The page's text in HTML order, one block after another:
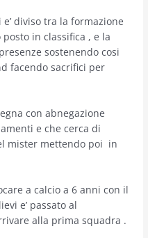
diviso tra la formazione
in classifica , e la
sostenendo cosi
facendo sacrifici per
con abnegazione
e che cerca di
mister mettendo poi in
a calcio a 6 anni con il
e’ passato al
alla prima squadra .